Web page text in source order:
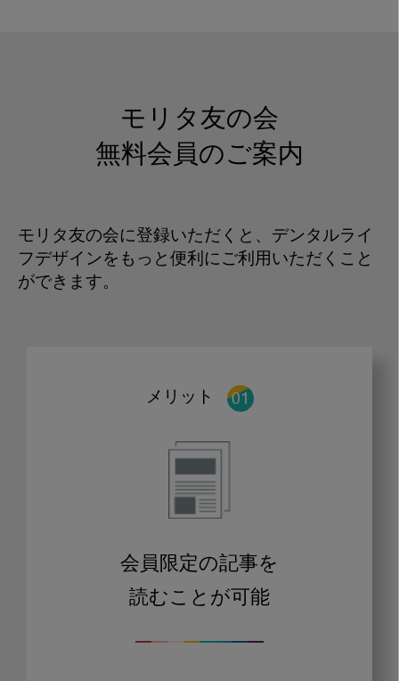
モリタ友の会
無料会員のご案内
モリタ友の会に登録いただくと、デンタルライ
フデザインをもっと便利にご利用いただくこと
ができます。
メリット
会員限定の記事を
読むことが可能